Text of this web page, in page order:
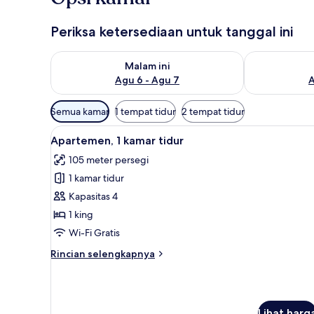
Periksa ketersediaan untuk tanggal ini
Malam ini
Agu 6 - Agu 7
Periksa ketersediaan untuk malam ini Agu 6 - Agu 7
Periksa
Filter
tersedia
untuk
kamar
Semua kamar 1 tempat tidur 2 tempat tidur
Lihat
semua
foto
untuk
Apartemen,
1
kamar
Apartemen, 1 kamar tidur |
14
Apartemen, 1 kamar tidur
105 meter persegi
1 kamar tidur
Kapasitas 4
1 king
Wi-Fi Gratis
Rincian selengkapnya
Rincian